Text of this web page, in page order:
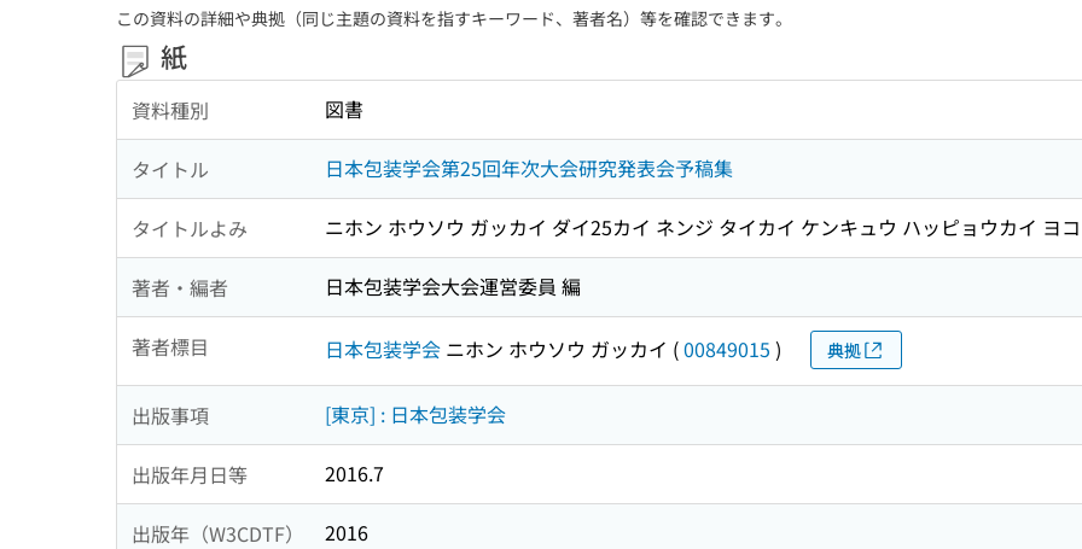
この資料の詳細や典拠（同じ主題の資料を指すキーワード、著者名）等を確認できます。
紙
資料種別 図書
タイトル 日本包装学会第25回年次大会研究発表会予稿集
タイトルよみ ニホン ホウソウ ガッカイ ダイ25カイ ネンジ タイカイ ケンキュウ ハッピョウカイ ヨ
著者・編者 日本包装学会大会運営委員 編
著者標目 日本包装学会 ニホン ホウソウ ガッカイ (00849015 ) 典拠
出版事項 [東京] : 日本包装学会
出版年月日等 2016.7
出版年（W3CDTF） 2016